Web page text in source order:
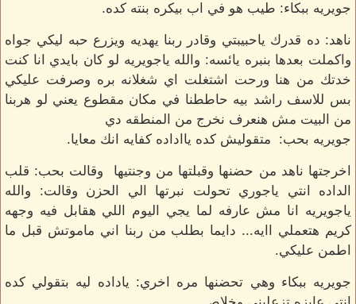
جويريه ببكاء: طيب هو في اب بيكره بنته كده.
ناهد: ده قدرك ياحبيبتي وقادر ربنا يهديه ويزرع حبه ليكي جواه
واكملت بعدها بنبره يائسه: والله ياجويريه لو كان بايدي انا كنت
خدتك من هنا ورحت اشتغلت اي شغلانه بره وصرفت عليكي
بس للاسف راشد بيه حاططنا في مكان مقطوع يعني لو هربنا
من البيت مش هنعرف نخرج من المنطقه دي
جويريه بحب: متقوليش كده يااداده كفايه انك معايا.
اخرجتها ناهد من حضنها وقبلتها من وجنتيها وقالت بحب: قلب
الداده انتي ياجوري تحولت نبرتها الي الحزن وقالت: والله
ياجويريه انا مش عارفه لما يجي اليوم اللي هقابل فيه وجهه
كريم هتعملي اايه... دايما بطلب من ربنا اني ماموتش قبل ما
اطمن عليكي.
جويريه ببكاء وهي تحضنها مره اخري: ياداده ليه بتقولي كده